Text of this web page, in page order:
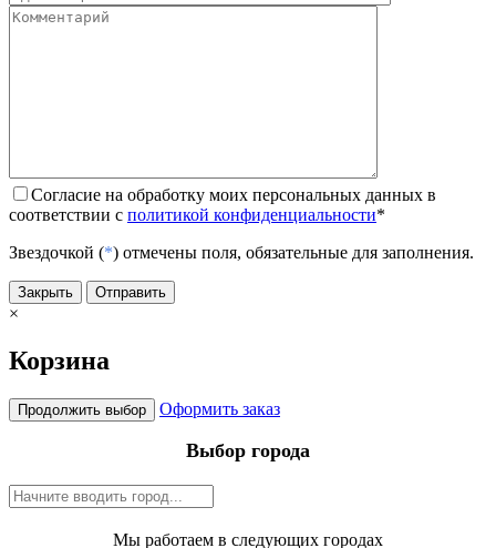
Согласие на обработку моих персональных данных в
соответствии с политикой конфиденциальности*
Звездочкой (*) отмечены поля, обязательные для заполнения.
Закрыть Отправить
×
Корзина
Продолжить выбор Оформить заказ
Выбор города
Мы работаем в следующих городах